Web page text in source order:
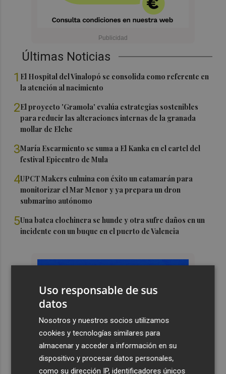
Últimas Noticias
1 El Hospital del Vinalopó se consolida como referente en
la atención al nacimiento
2El proyecto 'Gramola' evalúa estrategias sostenibles
para reducir las alteraciones internas de la granada
mollar de Elche
3María Escarmiento se suma a El Kanka en el cartel del
festival Epicentro de Mula
4UPCT Makers culmina con éxito un catamarán para
monitorizar el Mar Menor y ya prepara un dron
submarino autónomo
5Una batea clochinera se hunde y otra sufre daños en un
incidente con un buque en el puerto de Valencia
Uso responsable de sus
datos
Nosotros y nuestros socios utilizamos
cookies y tecnologías similares para
almacenar y acceder a información en su
dispositivo y procesar datos personales,
como su dirección IP, identificadores únicos